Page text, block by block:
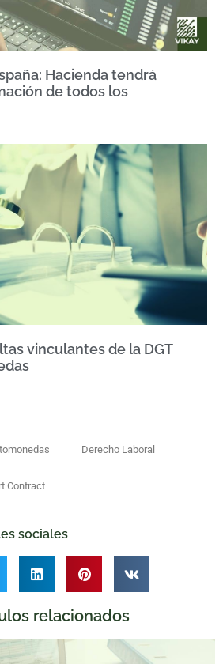
Hacienda tendrá
de todos los
vinculantes de la DGT
Derecho Laboral
Contract
sociales
relacionados